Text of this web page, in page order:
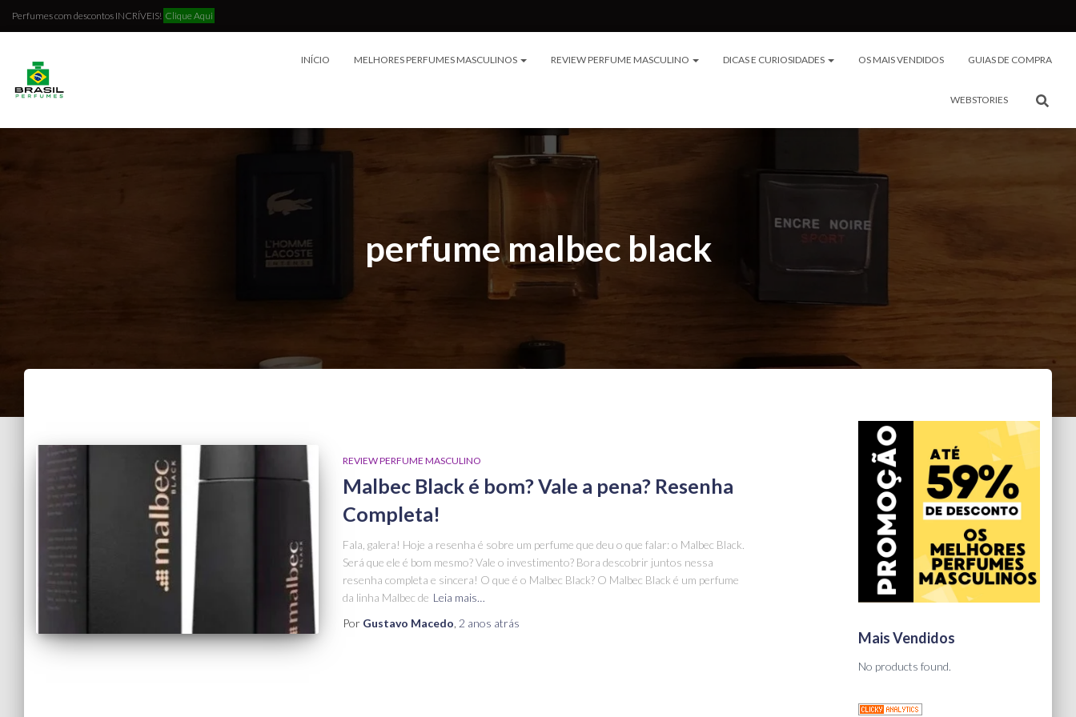
Perfumes com descontos INCRÍVEIS! Clique Aqui
INÍCIO MELHORES PERFUMES MASCULINOS REVIEW PERFUME MASCULINO DICAS E CURIOSIDADES OS MAIS VENDIDOS GUIAS DE COMPRA
WEBSTORIES
perfume malbec black
REVIEW PERFUME MASCULINO
Malbec Black é bom? Vale a pena? Resenha
Completa!
Fala, galera! Hoje a resenha é sobre um perfume que deu o que falar: o Malbec Black.
Será que ele é bom mesmo? Vale o investimento? Bora descobrir juntos nessa
resenha completa e sincera! O que é o Malbec Black? O Malbec Black é um perfume
da linha Malbec de Leia mais…
Por Gustavo Macedo 2 anos atrás
Mais Vendidos
No products found.